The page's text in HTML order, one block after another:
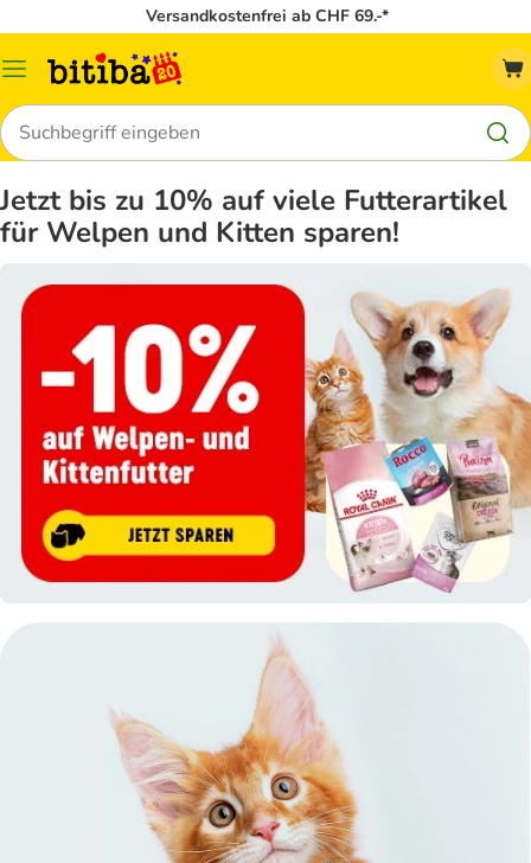
Versandkostenfrei ab CHF 69.-*
Menü
Suchen
Jetzt bis zu 10% auf viele Futterartikel
für Welpen und Kitten sparen!